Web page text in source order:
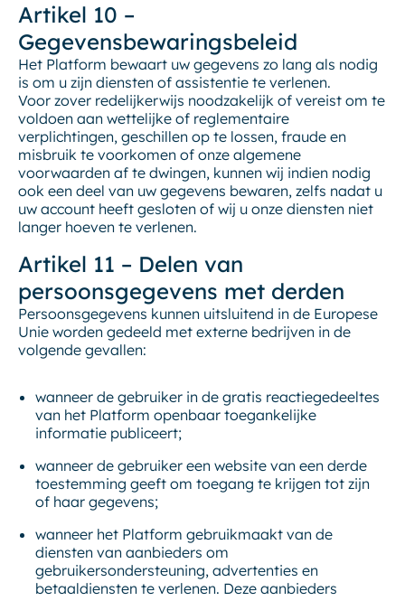
Artikel 10 –
Gegevensbewaringsbeleid
Het Platform bewaart uw gegevens zo lang als nodig
is om u zijn diensten of assistentie te verlenen.
Voor zover redelijkerwijs noodzakelijk of vereist om te
voldoen aan wettelijke of reglementaire
verplichtingen, geschillen op te lossen, fraude en
misbruik te voorkomen of onze algemene
voorwaarden af ​​te dwingen, kunnen wij indien nodig
ook een deel van uw gegevens bewaren, zelfs nadat u
uw account heeft gesloten of wij u onze diensten niet
langer hoeven te verlenen.
Artikel 11 – Delen van
persoonsgegevens met derden
Persoonsgegevens kunnen uitsluitend in de Europese
Unie worden gedeeld met externe bedrijven in de
volgende gevallen:
wanneer de gebruiker in de gratis reactiegedeeltes
van het Platform openbaar toegankelijke
informatie publiceert;
wanneer de gebruiker een website van een derde
toestemming geeft om toegang te krijgen tot zijn
of haar gegevens;
wanneer het Platform gebruikmaakt van de
diensten van aanbieders om
gebruikersondersteuning, advertenties en
betaaldiensten te verlenen. Deze aanbieders